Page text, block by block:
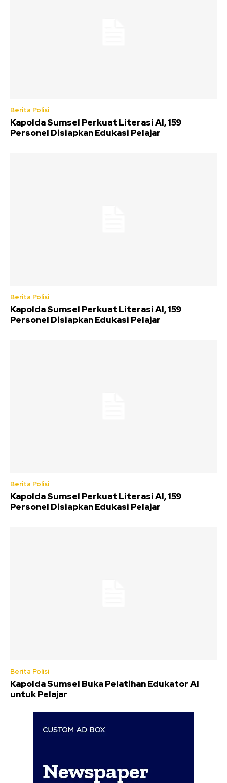
Berita Polisi
Kapolda Sumsel Perkuat Literasi AI, 159
Personel Disiapkan Edukasi Pelajar
Berita Polisi
Kapolda Sumsel Perkuat Literasi AI, 159
Personel Disiapkan Edukasi Pelajar
Berita Polisi
Kapolda Sumsel Perkuat Literasi AI, 159
Personel Disiapkan Edukasi Pelajar
Berita Polisi
Kapolda Sumsel Buka Pelatihan Edukator AI
untuk Pelajar